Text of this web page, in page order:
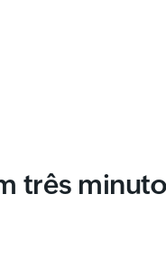
três